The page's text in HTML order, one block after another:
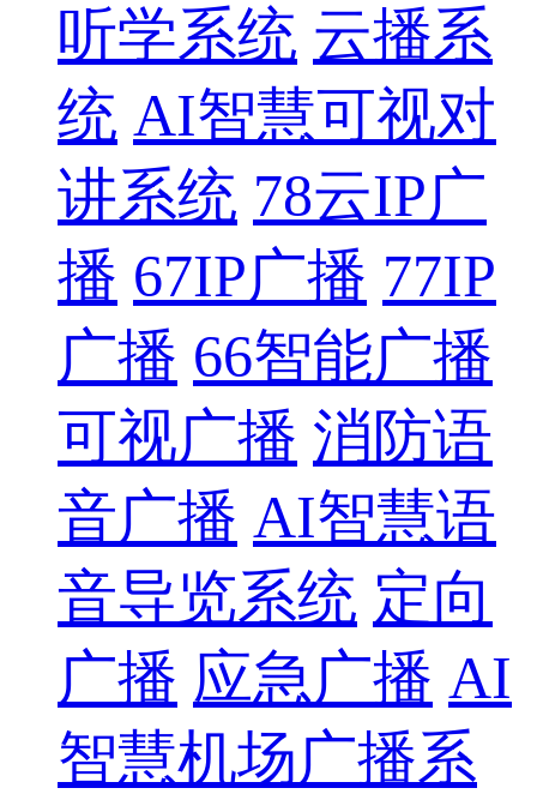
听学系统 云播系
统 AI智慧可视对
讲系统 78云IP广
播 67IP广播 77IP
广播 66智能广播
可视广播 消防语
音广播 AI智慧语
音导览系统 定向
广播 应急广播 AI
智慧机场广播系